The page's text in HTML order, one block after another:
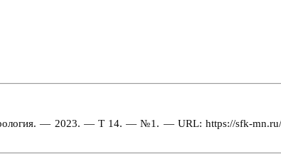
— 2023. — Т 14. — №1. — URL: https://sfk-mn.ru/